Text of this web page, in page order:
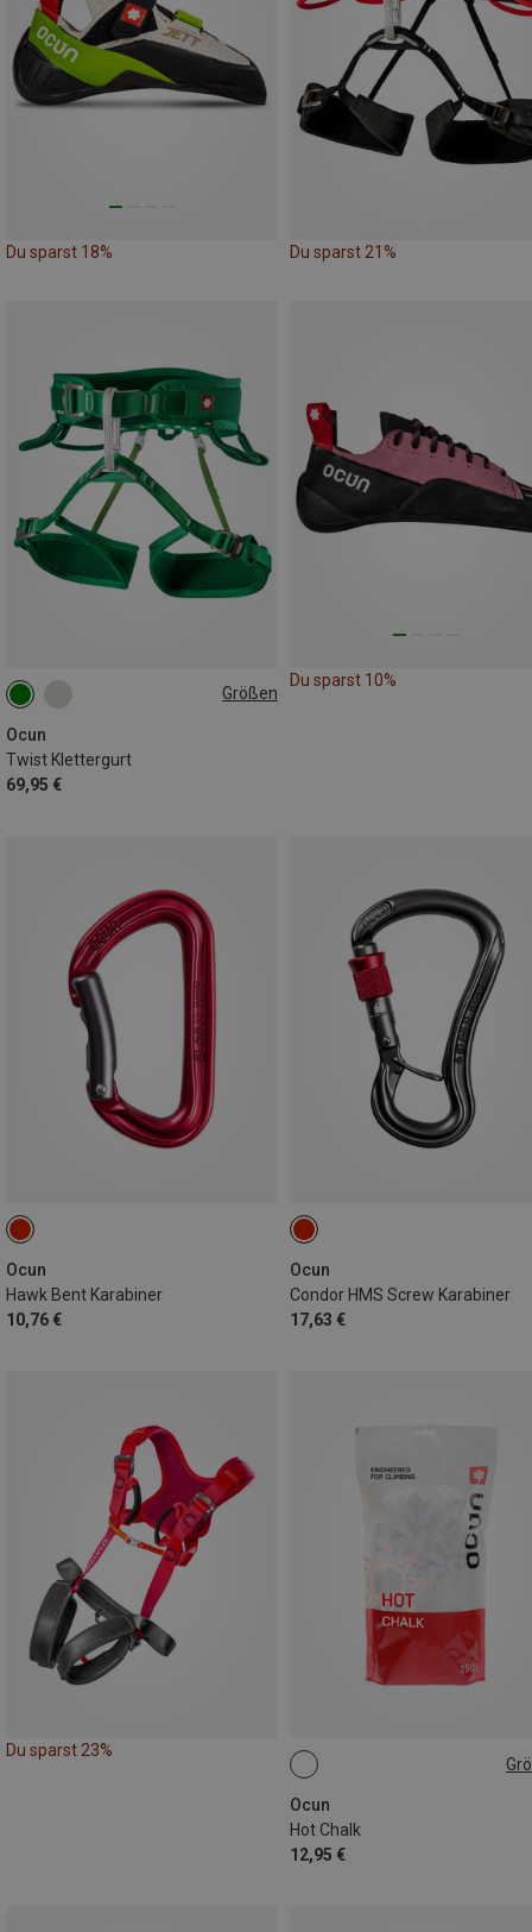
Du sparst 18% Du sparst 21%
Größen
Ocun
Twist Klettergurt
69,95 €
63-90CM
Du sparst 10%
Ocun
Hawk Bent Karabiner
10,76 €
Ocun
Condor HMS Screw Karabiner
17,63 €
Du sparst 23%
Ocun
Hot Chalk
12,95 €
250G